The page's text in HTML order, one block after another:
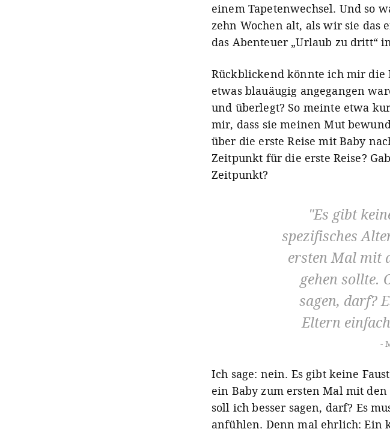
einem Tapetenwechsel. Und so
zehn Wochen alt, als wir sie das
das Abenteuer „Urlaub zu dritt“
Rückblickend könnte ich mir die
etwas blauäugig angegangen
und überlegt? So meinte etwa
mir, dass sie meinen Mut
über die erste Reise mit Baby
Zeitpunkt für die erste Reise?
Zeitpunkt?
Es gibt
spezifisches
ersten Mal mit
gehen sollte.
sagen, darf?
Eltern
Ich sage: nein. Es gibt keine
ein Baby zum ersten Mal mit
soll ich besser sagen, darf? Es
anfühlen. Denn mal ehrlich: Ein